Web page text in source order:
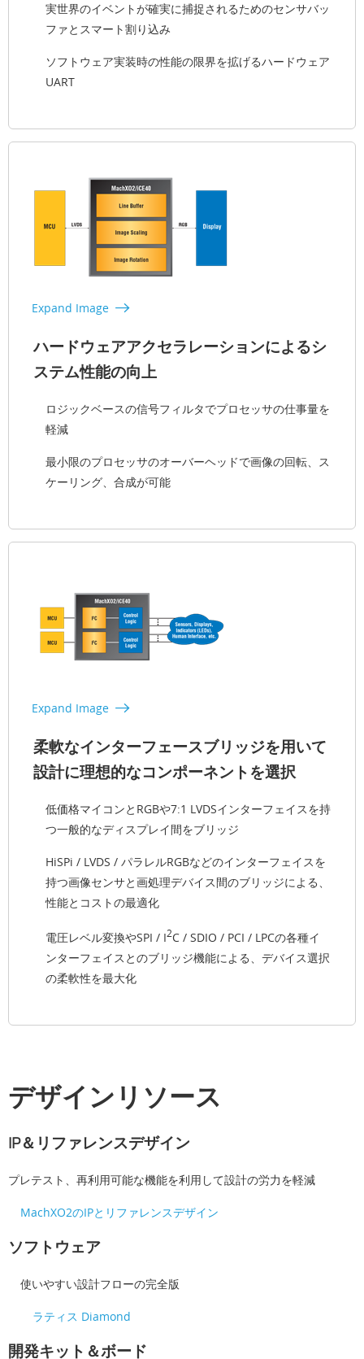
実世界のイベントが確実に捕捉されるためのセンサバッ
ファとスマート割り込み
ソフトウェア実装時の性能の限界を拡げるハードウェア
UART
Expand Image
ハードウェアアクセラレーションによるシ
ステム性能の向上
ロジックベースの信号フィルタでプロセッサの仕事量を
軽減
最小限のプロセッサのオーバーヘッドで画像の回転、ス
ケーリング、合成が可能
Expand Image
柔軟なインターフェースブリッジを用いて
設計に理想的なコンポーネントを選択
低価格マイコンとRGBや7:1 LVDSインターフェイスを持
つ一般的なディスプレイ間をブリッジ
HiSPi / LVDS / パラレルRGBなどのインターフェイスを
持つ画像センサと画処理デバイス間のブリッジによる、
性能とコストの最適化
電圧レベル変換やSPI / I2C / SDIO / PCI / LPCの各種イ
ンターフェイスとのブリッジ機能による、デバイス選択
の柔軟性を最大化
デザインリソース
IP＆リファレンスデザイン
プレテスト、再利用可能な機能を利用して設計の労力を軽減
MachXO2のIPとリファレンスデザイン
ソフトウェア
使いやすい設計フローの完全版
ラティス Diamond
開発キット＆ボード